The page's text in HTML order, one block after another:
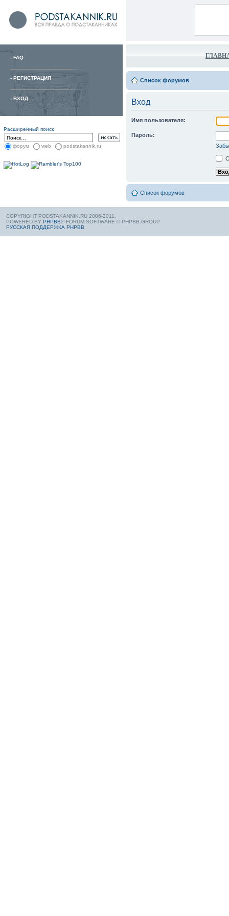
- FAQ
- РЕГИСТРАЦИЯ
- ВХОД
Расширенный поиск
форум web podstakannik.ru
Список форумов
Вход
Имя пользователя:
Пароль:
Список форумов
COPYRIGHT PODSTAKANNIK.RU 2006-2011.
POWERED BY PHPBB® FORUM SOFTWARE © PHPBB GROUP
РУССКАЯ ПОДДЕРЖКА PHPBB